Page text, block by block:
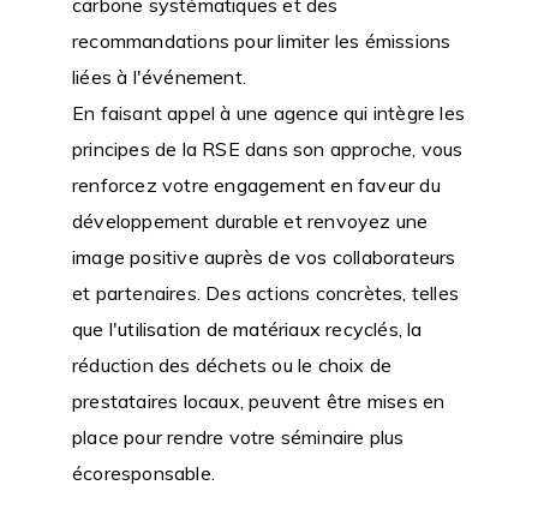
recommandations pour limiter les émissions
liées à l'événement.
En faisant appel à une agence qui intègre les
principes de la RSE dans son approche, vous
renforcez votre engagement en faveur du
développement durable et renvoyez une
image positive auprès de vos collaborateurs
et partenaires. Des actions concrètes, telles
que l'utilisation de matériaux recyclés, la
réduction des déchets ou le choix de
prestataires locaux, peuvent être mises en
place pour rendre votre séminaire plus
écoresponsable.